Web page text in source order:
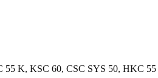
55 K, KSC 60, CSC SYS 50, HKC